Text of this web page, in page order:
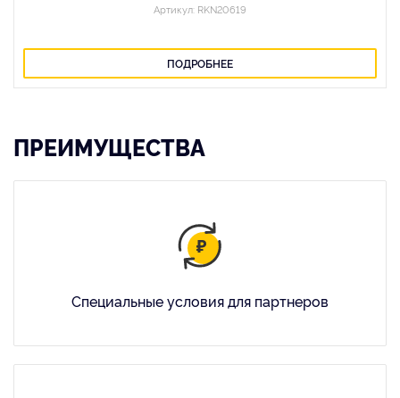
Артикул: RKN20619
ПОДРОБНЕЕ
ПРЕИМУЩЕСТВА
Специальные условия для партнеров